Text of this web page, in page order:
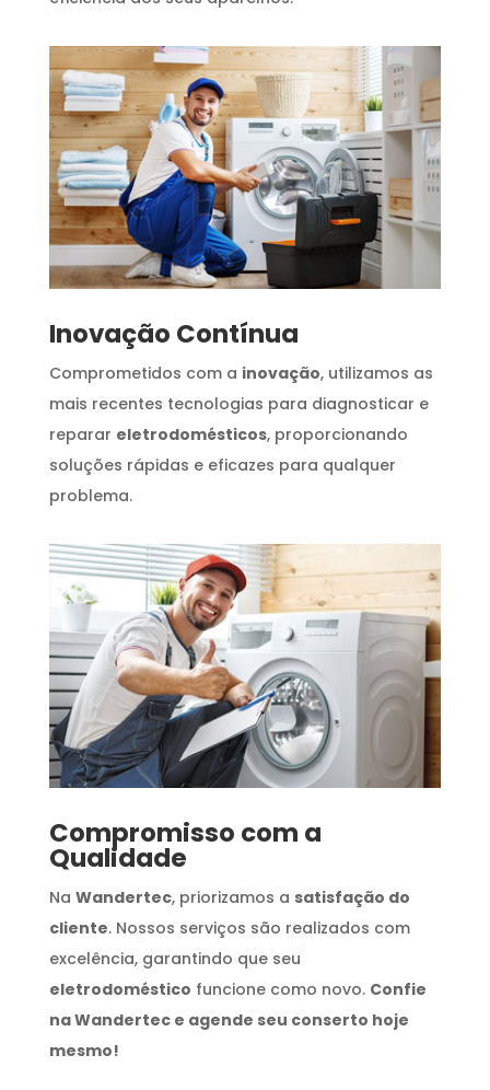
Inovação Contínua
Comprometidos com a inovação, utilizamos as
mais recentes tecnologias para diagnosticar e
reparar eletrodomésticos, proporcionando
soluções rápidas e eficazes para qualquer
problema.
Compromisso com a
Qualidade
Na Wandertec, priorizamos a satisfação do
cliente. Nossos serviços são realizados com
excelência, garantindo que seu
eletrodoméstico funcione como novo. Confie
na Wandertec e agende seu conserto hoje
mesmo!